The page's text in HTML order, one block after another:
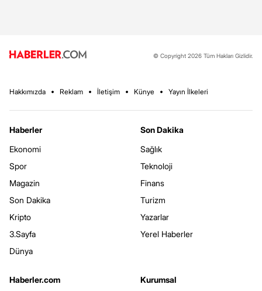
© Copyright 2026 Tüm Hakları Gizlidir.
Hakkımızda Reklam İletişim Künye Yayın İlkeleri
Haberler
Ekonomi
Spor
Magazin
Son Dakika
Kripto
3.Sayfa
Dünya
Son Dakika
Sağlık
Teknoloji
Finans
Turizm
Yazarlar
Yerel Haberler
Haberler.com
Kurumsal